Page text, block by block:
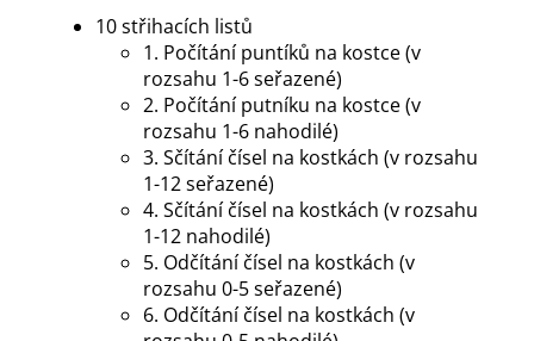
10střihacích listů
1. Počítání puntíků na kostce (v
rozsahu 1-6 seřazené)
2. Počítání putníku na kostce (v
rozsahu 1-6 nahodilé)
3. Sčítání čísel na kostkách (v rozsahu
1-12 seřazené)
4. Sčítání čísel na kostkách (v rozsahu
1-12 nahodilé)
5. Odčítání čísel na kostkách (v
rozsahu 0-5 seřazené)
6. Odčítání čísel na kostkách (v